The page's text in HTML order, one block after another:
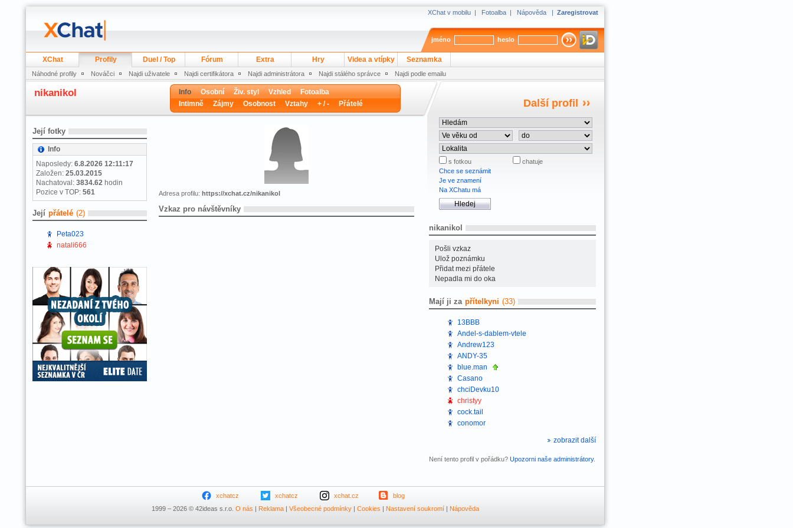
XChat v mobilu | Fotoalba | Nápověda | Zaregistrovat
jméno heslo
XChat Profily Duel / Top Fórum Extra Hry Videa a vtípky Seznamka
Náhodné profily Nováčci Najdi uživatele Najdi certifikátora Najdi administrátora Najdi stálého správce Najdi podle emailu
nikanikol Info Osobní Živ. styl Vzhled
Fotoalba
Intimně
Zájmy Osobnost Vztahy + / - Přátelé Další profil
Její fotky
Info
Naposledy: 6.8.2026 12:11:17
Založen: 25.03.2015
Nachatoval: 3834.62 hodin
Pozice v TOP: 561
Její přátelé (2)
Peta023
natali666
Adresa profilu: https://xchat.cz/nikanikol
Vzkaz pro návštěvníky
s fotkou
chatuje
Chce se seznámit
Je ve znamení
Na XChatu má
nikanikol
Pošli vzkaz
Ulož poznámku
Přidat mezi přátele
Nepadla mi do oka
Mají ji za přítelkyni (33)
13BBB
Andel-s-dablem-vtele
Andrew123
ANDY-35
blue.man
Casano
chciDevku10
christyy
cock.tail
conomor
zobrazit další
Není tento profil v pořádku? Upozorni naše administrátory.
xchatcz xchatcz xchat.cz
blog
1999 – 2026 © 42ideas s.r.o. O nás | Reklama| Všeobecné podmínky| Cookies | Nastavení soukromí| Nápověda